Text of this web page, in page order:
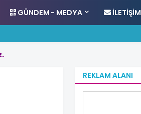
GÜNDEM - MEDYA İLETIŞIM
.
REKLAM ALANI